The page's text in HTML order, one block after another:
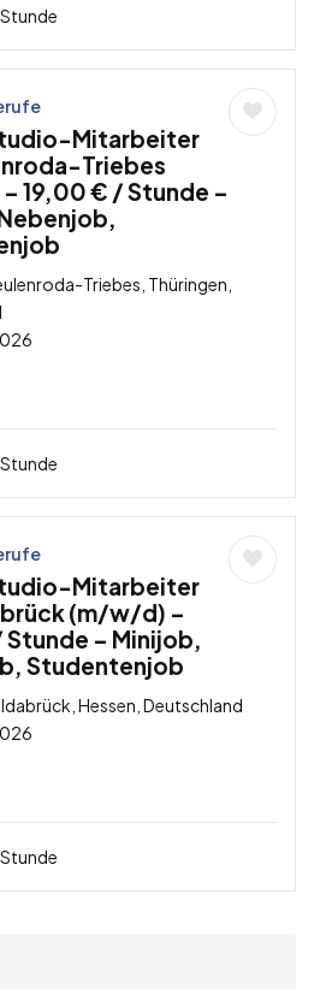
Mitarbeiter
Triebes
19,00 € / Stunde –
Triebes, Thüringen,
Mitarbeiter
(m/w/d) –
– Minijob,
Studentenjob
Hessen, Deutschland